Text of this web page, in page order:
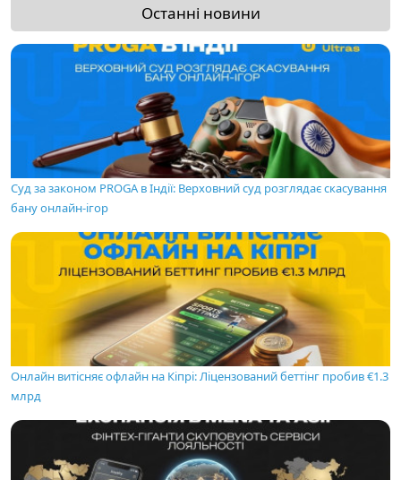
Останні новини
Суд за законом PROGA в Індії: Верховний суд розглядає скасування
бану онлайн-ігор
Онлайн витісняє офлайн на Кіпрі: Ліцензований беттінг пробив €1.3
млрд